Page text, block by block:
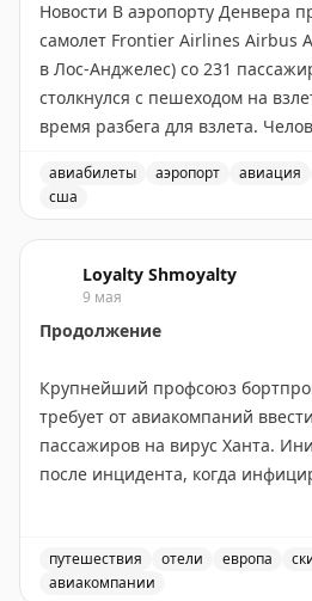
Новости В аэропорту Денвера произошла трагедия:
самолет Frontier Airlines Airbus
в Лос-Анджелес) со 231
столкнулся с пешеходом на
время разбега для взлета.
авиабилеты аэропорт авиация
сша
Loyalty Shmoyalty
9 мая
Продолжение
Крупнейший профсоюз
требует от авиакомпаний
пассажиров на вирус Ханта.
после инцидента, когда
позже скончалась. Профсоюз
пассажиров перед полетом о
сообщить о контакте с
путешествия отели европа
авиакомпании